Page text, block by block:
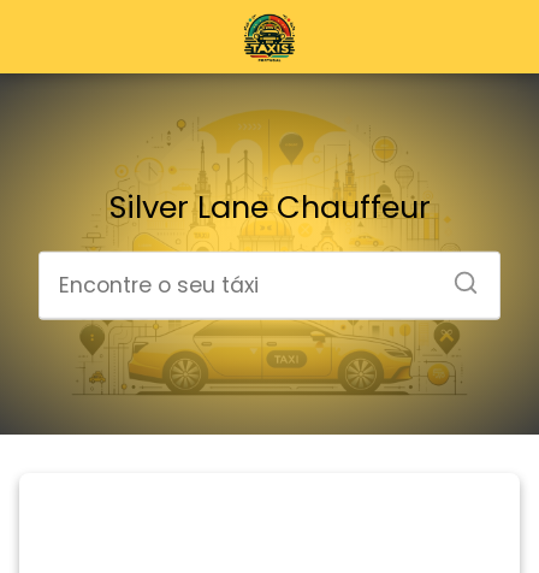
Silver Lane Chauffeur